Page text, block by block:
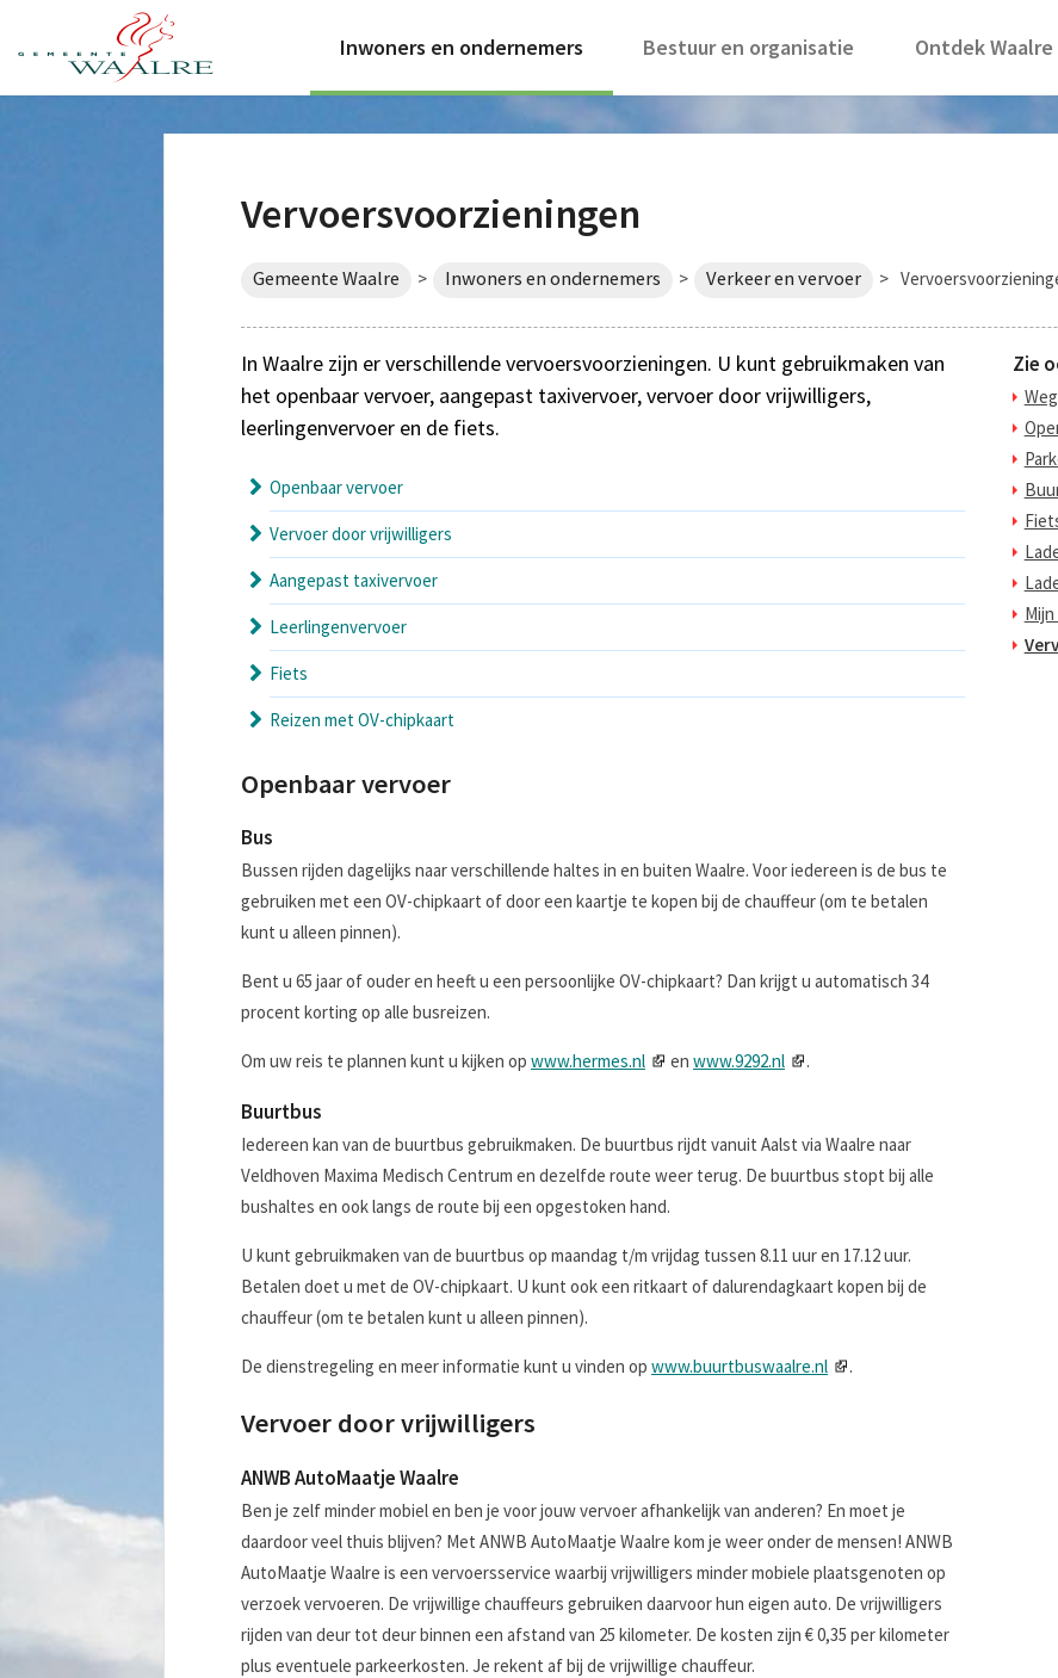
Inwoners en ondernemers Bestuur en organisatie Ontdek Waalre
Vervoersvoorzieningen
Gemeente Waalre > Inwoners en ondernemers > Verkeer en vervoer >
In Waalre zijn er verschillende vervoersvoorzieningen. U kunt gebruikmaken van
het openbaar vervoer, aangepast taxivervoer, vervoer door vrijwilligers,
leerlingenvervoer en de fiets.
Openbaar vervoer
Vervoer door vrijwilligers
Aangepast taxivervoer
Leerlingenvervoer
Fiets
Reizen met OV-chipkaart
Openbaar vervoer
Bus
Bussen rijden dagelijks naar verschillende haltes in en buiten Waalre. Voor iedereen is de bus te
gebruiken met een OV-chipkaart of door een kaartje te kopen bij de chauffeur (om te betalen
kunt u alleen pinnen).
Bent u 65 jaar of ouder en heeft u een persoonlijke OV-chipkaart? Dan krijgt u automatisch 34
procent korting op alle busreizen.
Om uw reis te plannen kunt u kijken op www.hermes.nl en www.9292.nl .
Buurtbus
Iedereen kan van de buurtbus gebruikmaken. De buurtbus rijdt vanuit Aalst via Waalre naar
Veldhoven Maxima Medisch Centrum en dezelfde route weer terug. De buurtbus stopt bij alle
bushaltes en ook langs de route bij een opgestoken hand.
U kunt gebruikmaken van de buurtbus op maandag t/m vrijdag tussen 8.11 uur en 17.12 uur.
Betalen doet u met de OV-chipkaart. U kunt ook een ritkaart of dalurendagkaart kopen bij de
chauffeur (om te betalen kunt u alleen pinnen).
De dienstregeling en meer informatie kunt u vinden op www.buurtbuswaalre.nl .
Vervoer door vrijwilligers
ANWB AutoMaatje Waalre
Ben je zelf minder mobiel en ben je voor jouw vervoer afhankelijk van anderen? En moet je
daardoor veel thuis blijven? Met ANWB AutoMaatje Waalre kom je weer onder de mensen! ANWB
AutoMaatje Waalre is een vervoersservice waarbij vrijwilligers minder mobiele plaatsgenoten op
verzoek vervoeren. De vrijwillige chauffeurs gebruiken daarvoor hun eigen auto. De vrijwilligers
rijden van deur tot deur binnen een afstand van 25 kilometer. De kosten zijn € 0,35 per kilometer
plus eventuele parkeerkosten. Je rekent af bij de vrijwillige chauffeur.
Zie